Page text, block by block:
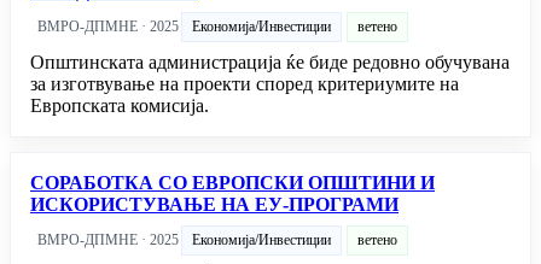
ВМРО-ДПМНЕ · 2025 Економија/Инвестиции ветено
Општинската администрација ќе биде редовно обучувана
за изготвување на проекти според критериумите на
Европската комисија.
СОРАБОТКА СО ЕВРОПСКИ ОПШТИНИ И
ИСКОРИСТУВАЊЕ НА ЕУ-ПРОГРАМИ
ВМРО-ДПМНЕ · 2025 Економија/Инвестиции ветено